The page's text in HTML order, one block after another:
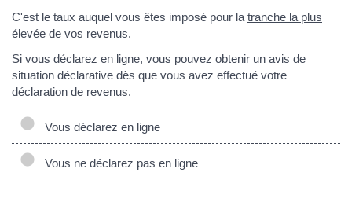
C'est le taux auquel vous êtes imposé pour la tranche la plus
élevée de vos revenus.
Si vous déclarez en ligne, vous pouvez obtenir un avis de
situation déclarative dès que vous avez effectué votre
déclaration de revenus.
Vous déclarez en ligne
Vous ne déclarez pas en ligne